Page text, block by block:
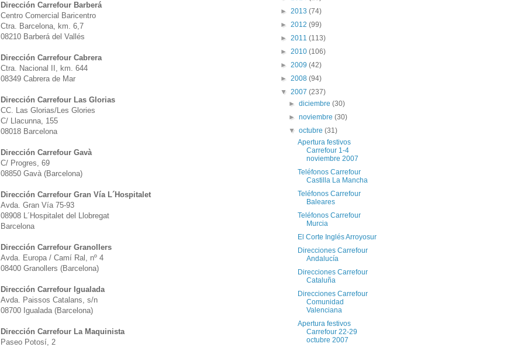
Dirección Carrefour Barberá
Centro Comercial Baricentro
Ctra. Barcelona, km. 6,7
08210 Barberá del Vallés
Dirección Carrefour Cabrera
Ctra. Nacional II, km. 644
08349 Cabrera de Mar
Dirección Carrefour Las Glorias
CC. Las Glorias/Les Glories
C/ Llacunna, 155
08018 Barcelona
Dirección Carrefour Gavà
C/ Progres, 69
08850 Gavà (Barcelona)
Dirección Carrefour Gran Vía L´Hospitalet
Avda. Gran Vía 75-93
08908 L´Hospitalet del Llobregat
Barcelona
Dirección Carrefour Granollers
Avda. Europa / Camí Ral, nº 4
08400 Granollers (Barcelona)
Dirección Carrefour Igualada
Avda. Paissos Catalans, s/n
08700 Igualada (Barcelona)
Dirección Carrefour La Maquinista
Paseo Potosí, 2
► 2013 (74)
► 2012 (99)
► 2011 (113)
► 2010 (106)
► 2009 (42)
► 2008 (94)
▼ 2007 (237)
►diciembre(30)
►noviembre(30)
▼octubre(31)
Apertura festivos
Carrefour 1-4
noviembre 2007
Teléfonos Carrefour
Castilla La Mancha
Teléfonos Carrefour
Baleares
Teléfonos Carrefour
Murcia
El Corte Inglés Arroyosur
Direcciones Carrefour
Andalucía
Direcciones Carrefour
Cataluña
Direcciones Carrefour
Comunidad
Valenciana
Apertura festivos
Carrefour 22-29
octubre 2007